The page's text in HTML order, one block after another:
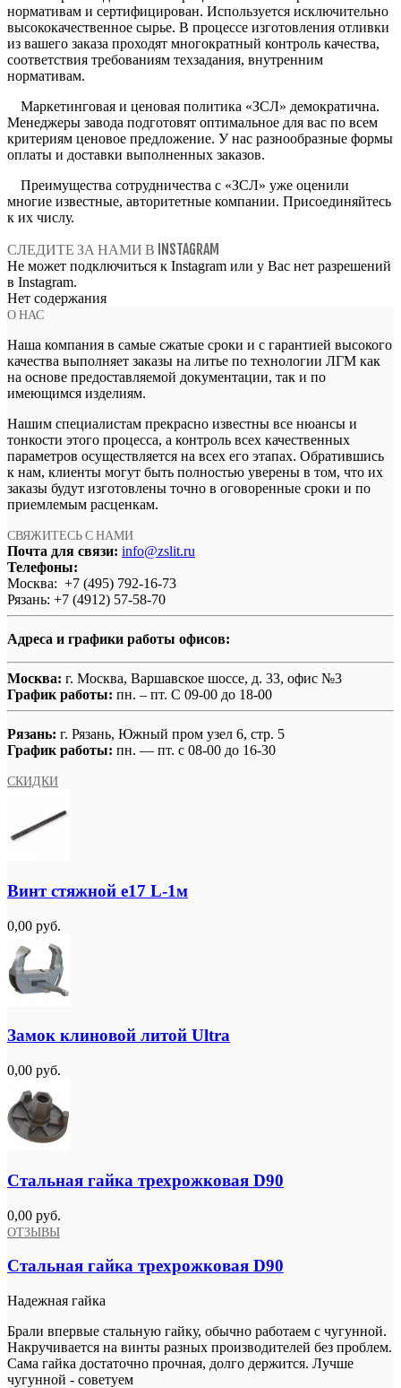
нормативам и сертифицирован. Используется исключительно
высококачественное сырье. В процессе изготовления отливки
из вашего заказа проходят многократный контроль качества,
соответствия требованиям техзадания, внутренним
нормативам.
Маркетинговая и ценовая политика «ЗСЛ» демократична.
Менеджеры завода подготовят оптимальное для вас по всем
критериям ценовое предложение. У нас разнообразные формы
оплаты и доставки выполненных заказов.
Преимущества сотрудничества с «ЗСЛ» уже оценили
многие известные, авторитетные компании. Присоединяйтесь
к их числу.
СЛЕДИТЕ ЗА НАМИ В INSTAGRAM
Не может подключиться к Instagram или у Вас нет разрешений
в Instagram.
Нет содержания
О НАС
Наша компания в самые сжатые сроки и с гарантией высокого
качества выполняет заказы на литье по технологии ЛГМ как
на основе предоставляемой документации, так и по
имеющимся изделиям.
Нашим специалистам прекрасно известны все нюансы и
тонкости этого процесса, а контроль всех качественных
параметров осуществляется на всех его этапах. Обратившись
к нам, клиенты могут быть полностью уверены в том, что их
заказы будут изготовлены точно в оговоренные сроки и по
приемлемым расценкам.
СВЯЖИТЕСЬ С НАМИ
Почта для связи: info@zslit.ru
Телефоны:
Москва: +7 (495) 792-16-73
Рязань: +7 (4912) 57-58-70
Адреса и графики работы офисов:
Москва: г. Москва, Варшавское шоссе, д. 33, офис №3
График работы: пн. – пт. С 09-00 до 18-00
Рязань: г. Рязань, Южный пром узел 6, стр. 5
График работы: пн. — пт. с 08-00 до 16-30
СКИДКИ
Винт стяжной e17 L-1м
0,00 руб.
Замок клиновой литой Ultra
0,00 руб.
Стальная гайка трехрожковая D90
0,00 руб.
ОТЗЫВЫ
Стальная гайка трехрожковая D90
Надежная гайка
Брали впервые стальную гайку, обычно работаем с чугунной.
Накручивается на винты разных производителей без проблем.
Сама гайка достаточно прочная, долго держится. Лучше
чугунной - советуем